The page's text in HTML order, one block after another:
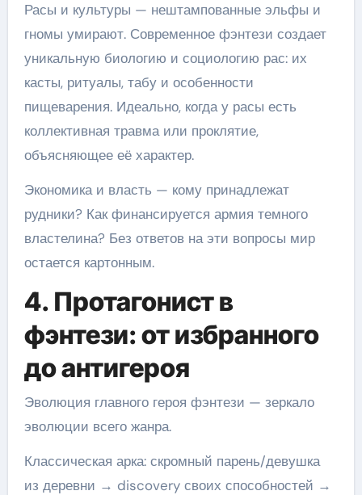
Расы и культуры — нештампованные эльфы и
гномы умирают. Современное фэнтези создает
уникальную биологию и социологию рас: их
касты, ритуалы, табу и особенности
пищеварения. Идеально, когда у расы есть
коллективная травма или проклятие,
объясняющее её характер.
Экономика и власть — кому принадлежат
рудники? Как финансируется армия темного
властелина? Без ответов на эти вопросы мир
остается картонным.
4. Протагонист в
фэнтези: от избранного
до антигероя
Эволюция главного героя фэнтези — зеркало
эволюции всего жанра.
Классическая арка: скромный парень/девушка
из деревни → discovery своих способностей →